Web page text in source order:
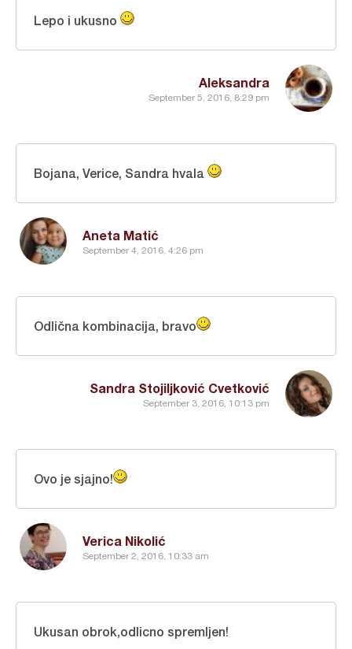
Aleksandra
September 5, 2016, 8:29 pm
Lepo i ukusno
Aneta Matić
September 4, 2016, 4:26 pm
Bojana, Verice, Sandra hvala
Sandra Stojiljković Cvetković
September 3, 2016, 10:13 pm
Odlična kombinacija, bravo
Verica Nikolić
September 2, 2016, 10:33 am
Ovo je sjajno!
Ukusan obrok,odlicno spremljen!